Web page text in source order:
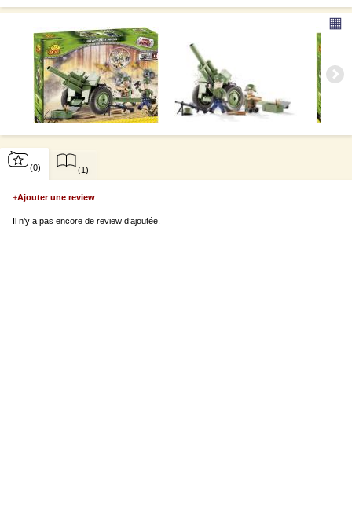
▦
(0)
+Ajouter une review
Il n’y a pas encore de review d’ajoutée.
(1)